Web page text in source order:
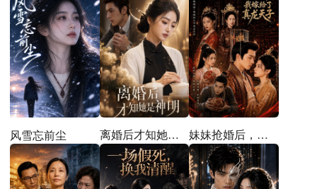
风雪忘前尘 离婚后才知她是神明 妹妹抢婚后，我嫁给了真龙天子